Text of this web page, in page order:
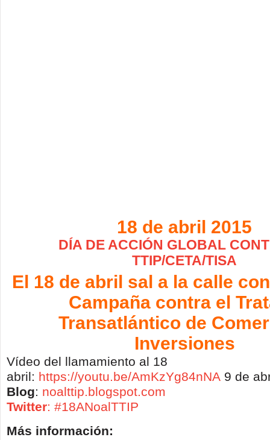
18 de abril 2015
DÍA DE ACCIÓN GLOBAL
TTIP/CETA/TISA
El 18 de abril sal a la calle
Campaña contra el
Transatlántico de
Inversiones
Vídeo del llamamiento al 18
abril: https://youtu.be/AmKzYg84nNA 9 de
Blog: noalttip.blogspot.com
Twitter: #18ANoalTTIP
Más información: